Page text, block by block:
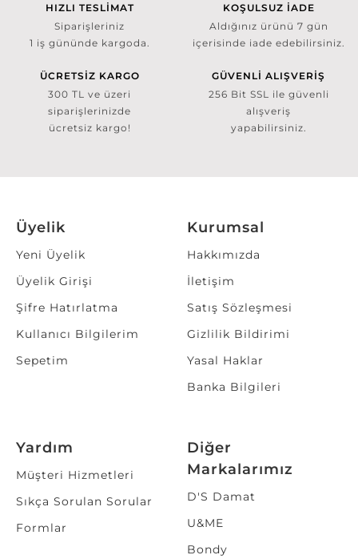
HIZLI TESLİMAT
Siparişleriniz
1 iş gününde kargoda.
KOŞULSUZ İADE
Aldığınız ürünü 7 gün
içerisinde iade edebilirsiniz.
ÜCRETSİZ KARGO
300 TL ve üzeri
siparişlerinizde
ücretsiz kargo!
GÜVENLİ ALIŞVERİŞ
256 Bit SSL ile güvenli
alışveriş
yapabilirsiniz.
Üyelik
Yeni Üyelik
Üyelik Girişi
Şifre Hatırlatma
Kullanıcı Bilgilerim
Sepetim
Kurumsal
Hakkımızda
İletişim
Satış Sözleşmesi
Gizlilik Bildirimi
Yasal Haklar
Banka Bilgileri
Yardım
Müşteri Hizmetleri
Sıkça Sorulan Sorular
Formlar
Diğer
Markalarımız
D'S Damat
U&ME
Bondy